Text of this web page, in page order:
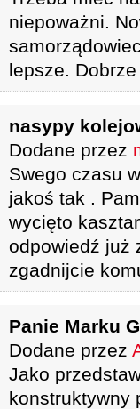
niepoważni.
lepsze.
nasypy
Dodane przez
Swego czasu
jakoś tak .
wycięto
odpowiedź już
zgadnijcie
Panie Marku
Dodane przez
Jako
konstruktywny